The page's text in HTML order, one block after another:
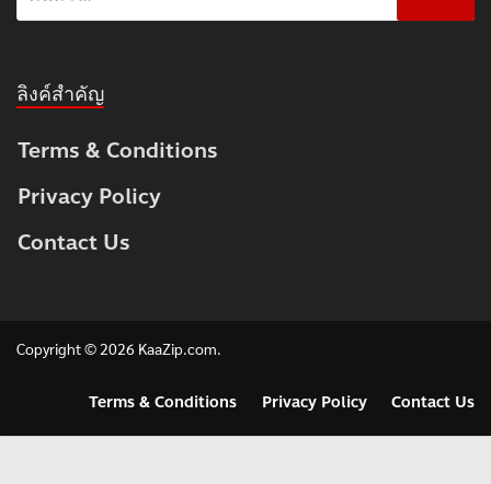
ลิงค์สำคัญ
Terms & Conditions
Privacy Policy
Contact Us
Copyright © 2026 KaaZip.com
Terms & Conditions Privacy Policy Contact Us